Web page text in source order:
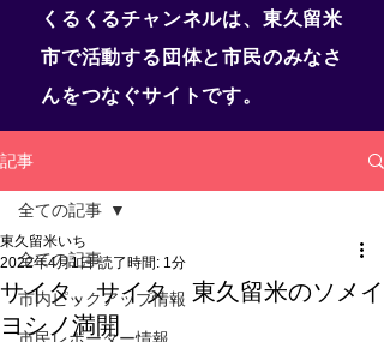
くるくるチャンネルは、東久留米
市で活動する団体と市民のみなさ
んをつなぐサイトです。
記事
全ての記事
市内ピックアップ情報
全ての記事
サイタ、サイタ、東久留米のソメイ
ヨシノ満開
東久留米いち
2022年4月1日 読了時間: 1分